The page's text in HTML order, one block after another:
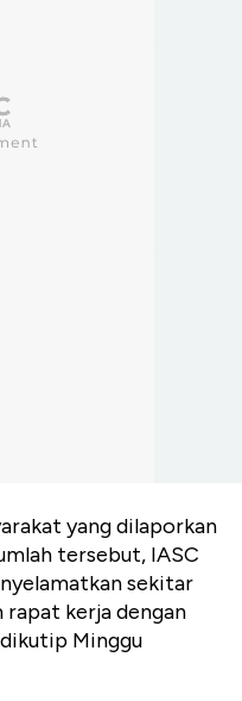
yang dilaporkan
tersebut, IASC
sekitar
rapat kerja dengan
Minggu